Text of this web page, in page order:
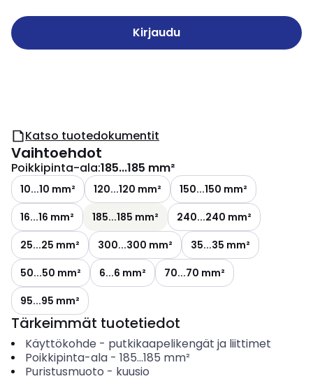
Kirjaudu
Katso tuotedokumentit
Vaihtoehdot
Poikkipinta-ala:185...185 mm²
10...10 mm² 120...120 mm²
150...150 mm²
16...16 mm²
185...185 mm²
240...240 mm²
25...25 mm²
300...300 mm²
35...35 mm²
50...50 mm²
6...6 mm²
70...70 mm²
95...95 mm²
Tärkeimmät tuotetiedot
Käyttökohde - putkikaapelikengät ja liittimet
Poikkipinta-ala- 185...185 mm²
Puristusmuoto - kuusio